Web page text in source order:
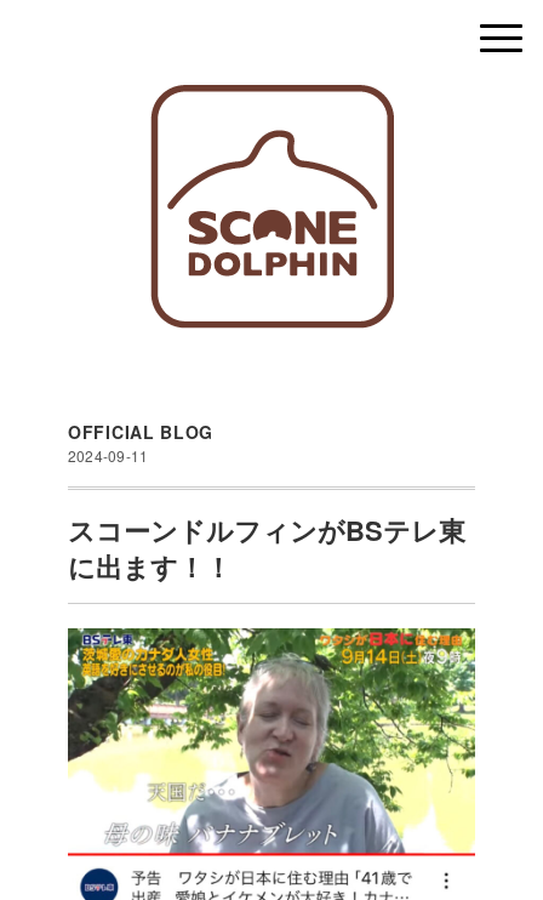
OFFICIAL BLOG
2024-09-11
スコーンドルフィンがBSテレ東
に出ます！！